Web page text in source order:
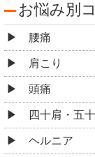
お悩み別
腰痛
肩こり
頭痛
四十肩・五
ヘルニア